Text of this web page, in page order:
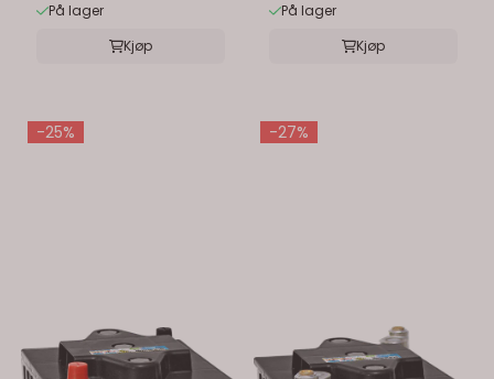
På lager
Kjøp
På lager
Kjøp
-25% -27%